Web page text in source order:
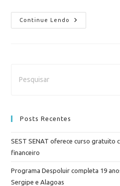
Continue Lendo
Posts Recentes
SEST SENAT oferece curso gratuito
financeiro
Programa Despoluir completa 19
Sergipe e Alagoas